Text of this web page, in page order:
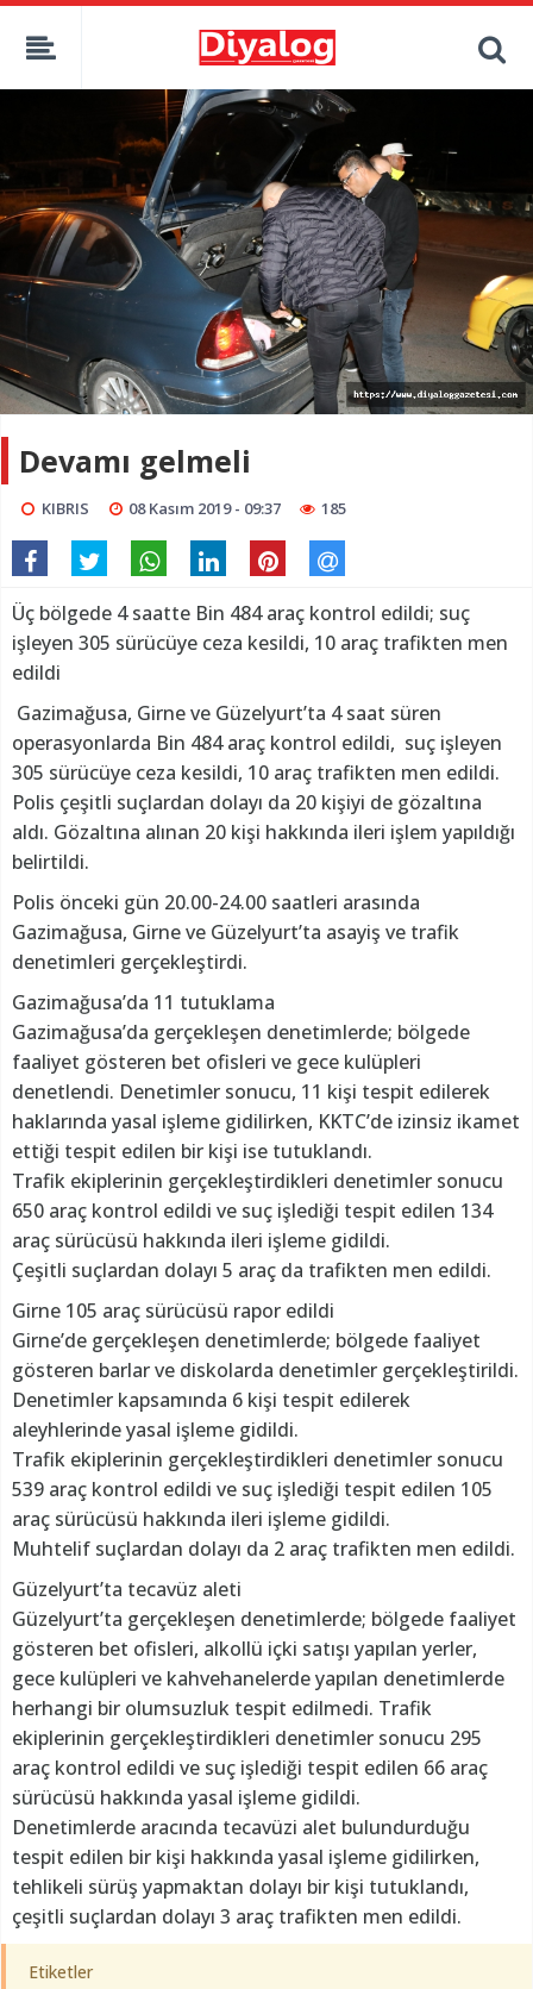
Devamı gelmeli
KIBRIS 08 Kasım 2019 - 09:37 185
Üç bölgede 4 saatte Bin 484 araç kontrol edildi; suç
işleyen 305 sürücüye ceza kesildi, 10 araç trafikten men
edildi
Gazimağusa, Girne ve Güzelyurt’ta 4 saat süren
operasyonlarda Bin 484 araç kontrol edildi, suç işleyen
305 sürücüye ceza kesildi, 10 araç trafikten men edildi.
Polis çeşitli suçlardan dolayı da 20 kişiyi de gözaltına
aldı. Gözaltına alınan 20 kişi hakkında ileri işlem yapıldığı
belirtildi.
Polis önceki gün 20.00-24.00 saatleri arasında
Gazimağusa, Girne ve Güzelyurt’ta asayiş ve trafik
denetimleri gerçekleştirdi.
Gazimağusa’da 11 tutuklama
Gazimağusa’da gerçekleşen denetimlerde; bölgede
faaliyet gösteren bet ofisleri ve gece kulüpleri
denetlendi. Denetimler sonucu, 11 kişi tespit edilerek
haklarında yasal işleme gidilirken, KKTC’de izinsiz ikamet
ettiği tespit edilen bir kişi ise tutuklandı.
Trafik ekiplerinin gerçekleştirdikleri denetimler sonucu
650 araç kontrol edildi ve suç işlediği tespit edilen 134
araç sürücüsü hakkında ileri işleme gidildi.
Çeşitli suçlardan dolayı 5 araç da trafikten men edildi.
Girne 105 araç sürücüsü rapor edildi
Girne’de gerçekleşen denetimlerde; bölgede faaliyet
gösteren barlar ve diskolarda denetimler gerçekleştirildi.
Denetimler kapsamında 6 kişi tespit edilerek
aleyhlerinde yasal işleme gidildi.
Trafik ekiplerinin gerçekleştirdikleri denetimler sonucu
539 araç kontrol edildi ve suç işlediği tespit edilen 105
araç sürücüsü hakkında ileri işleme gidildi.
Muhtelif suçlardan dolayı da 2 araç trafikten men edildi.
Güzelyurt’ta tecavüz aleti
Güzelyurt’ta gerçekleşen denetimlerde; bölgede faaliyet
gösteren bet ofisleri, alkollü içki satışı yapılan yerler,
gece kulüpleri ve kahvehanelerde yapılan denetimlerde
herhangi bir olumsuzluk tespit edilmedi. Trafik
ekiplerinin gerçekleştirdikleri denetimler sonucu 295
araç kontrol edildi ve suç işlediği tespit edilen 66 araç
sürücüsü hakkında yasal işleme gidildi.
Denetimlerde aracında tecavüzi alet bulundurduğu
tespit edilen bir kişi hakkında yasal işleme gidilirken,
tehlikeli sürüş yapmaktan dolayı bir kişi tutuklandı,
çeşitli suçlardan dolayı 3 araç trafikten men edildi.
Etiketler